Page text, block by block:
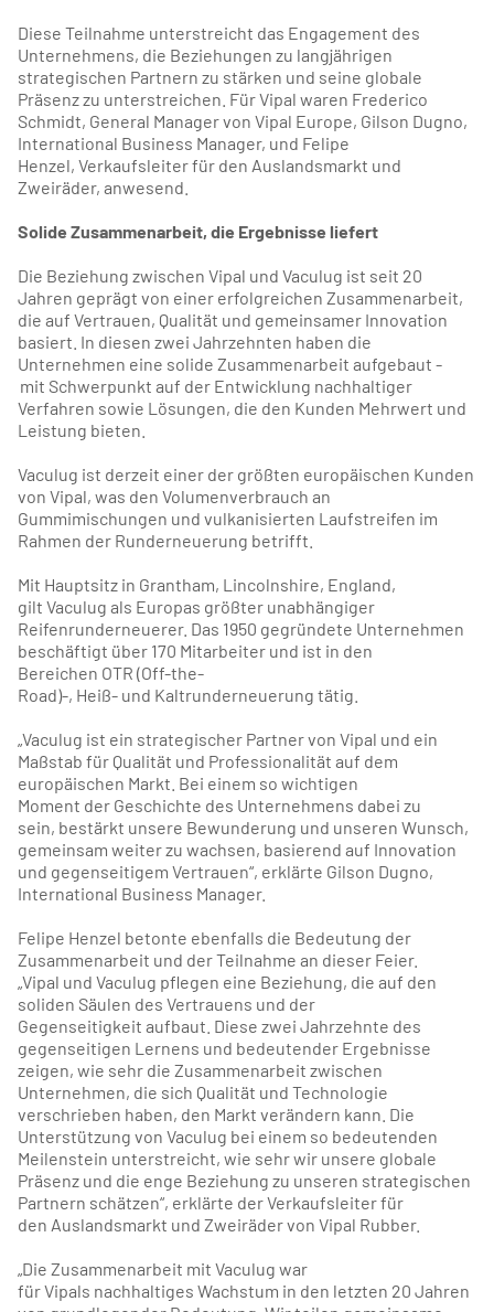
Diese Teilnahme unterstreicht das Engagement des
Unternehmens, die Beziehungen zu langjährigen
strategischen Partnern zu stärken und seine globale
Präsenz zu unterstreichen. Für Vipal waren Frederico
Schmidt, General Manager von Vipal Europe, Gilson Dugno,
International Business Manager, und Felipe
Henzel, Verkaufsleiter für den Auslandsmarkt und
Zweiräder, anwesend.
Solide Zusammenarbeit, die Ergebnisse liefert
Die Beziehung zwischen Vipal und Vaculug ist seit 20
Jahren geprägt von einer erfolgreichen Zusammenarbeit,
die auf Vertrauen, Qualität und gemeinsamer Innovation
basiert. In diesen zwei Jahrzehnten haben die
Unternehmen eine solide Zusammenarbeit aufgebaut -
mit Schwerpunkt auf der Entwicklung nachhaltiger
Verfahren sowie Lösungen, die den Kunden Mehrwert und
Leistung bieten.
Vaculug ist derzeit einer der größten europäischen Kunden
von Vipal, was den Volumenverbrauch an
Gummimischungen und vulkanisierten Laufstreifen im
Rahmen der Runderneuerung betrifft.
Mit Hauptsitz in Grantham, Lincolnshire, England,
gilt Vaculug als Europas größter unabhängiger
Reifenrunderneuerer. Das 1950 gegründete Unternehmen
beschäftigt über 170 Mitarbeiter und ist in den
Bereichen OTR (Off-the-
Road)-, Heiß- und Kaltrunderneuerung tätig.
„Vaculug ist ein strategischer Partner von Vipal und ein
Maßstab für Qualität und Professionalität auf dem
europäischen Markt. Bei einem so wichtigen
Moment der Geschichte des Unternehmens dabei zu
sein, bestärkt unsere Bewunderung und unseren Wunsch,
gemeinsam weiter zu wachsen, basierend auf Innovation
und gegenseitigem Vertrauen“, erklärte Gilson Dugno,
International Business Manager.
Felipe Henzel betonte ebenfalls die Bedeutung der
Zusammenarbeit und der Teilnahme an dieser Feier.
„Vipal und Vaculug pflegen eine Beziehung, die auf den
soliden Säulen des Vertrauens und der
Gegenseitigkeit aufbaut. Diese zwei Jahrzehnte des
gegenseitigen Lernens und bedeutender Ergebnisse
zeigen, wie sehr die Zusammenarbeit zwischen
Unternehmen, die sich Qualität und Technologie
verschrieben haben, den Markt verändern kann. Die
Unterstützung von Vaculug bei einem so bedeutenden
Meilenstein unterstreicht, wie sehr wir unsere globale
Präsenz und die enge Beziehung zu unseren strategischen
Partnern schätzen“, erklärte der Verkaufsleiter für
den Auslandsmarkt und Zweiräder von Vipal Rubber.
„Die Zusammenarbeit mit Vaculug war
für Vipals nachhaltiges Wachstum in den letzten 20 Jahren